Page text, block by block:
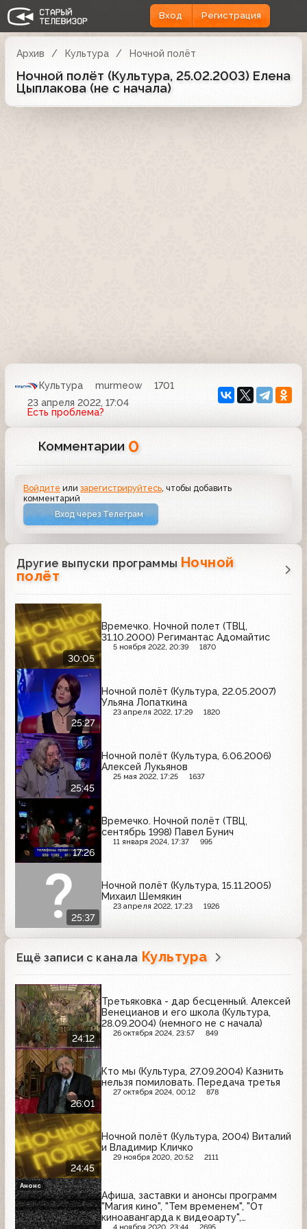
Вход Регистрация
Архив Культура Ночной полёт
Ночной полёт (Культура, 25.02.2003) Елена
Цыплакова (не с начала)
Культура murmeow
1701
23 апреля 2022, 17:04
Есть проблема?
Комментарии 0
Войдите илизарегистрируйтесь , чтобы добавить
комментарий
Вход через Телеграм
Другие выпуски программы Ночной
полёт
30:05
Времечко. Ночной полет (ТВЦ,
31.10.2000) Регимантас Адомайтис
5 ноября 2022, 20:39 1870
25:27
Ночной полёт (Культура, 22.05.2007)
Ульяна Лопаткина
23 апреля 2022, 17:29 1820
25:45
Ночной полёт (Культура, 6.06.2006)
Алексей Лукьянов
25 мая 2022, 17:25 1637
17:26
Времечко. Ночной полёт (ТВЦ,
сентябрь 1998) Павел Бунич
11 января 2024, 17:37 995
25:37
Ночной полёт (Культура, 15.11.2005)
Михаил Шемякин
23 апреля 2022, 17:23 1926
Ещё записи с канала Культура
24:12
Третьяковка - дар бесценный. Алексей
Венецианов и его школа (Культура,
28.09.2004) (немного не с начала)
26 октября 2024, 23:57 849
26:01
Кто мы (Культура, 27.09.2004) Казнить
нельзя помиловать. Передача третья
27 октября 2024, 00:12 878
24:45
Ночной полёт (Культура, 2004) Виталий
и Владимир Кличко
29 ноября 2020, 20:52 2111
Афиша, заставки и анонсы программ
"Магия кино", "Тем временем", "От
киноавангарда к видеоарту",
Анонс